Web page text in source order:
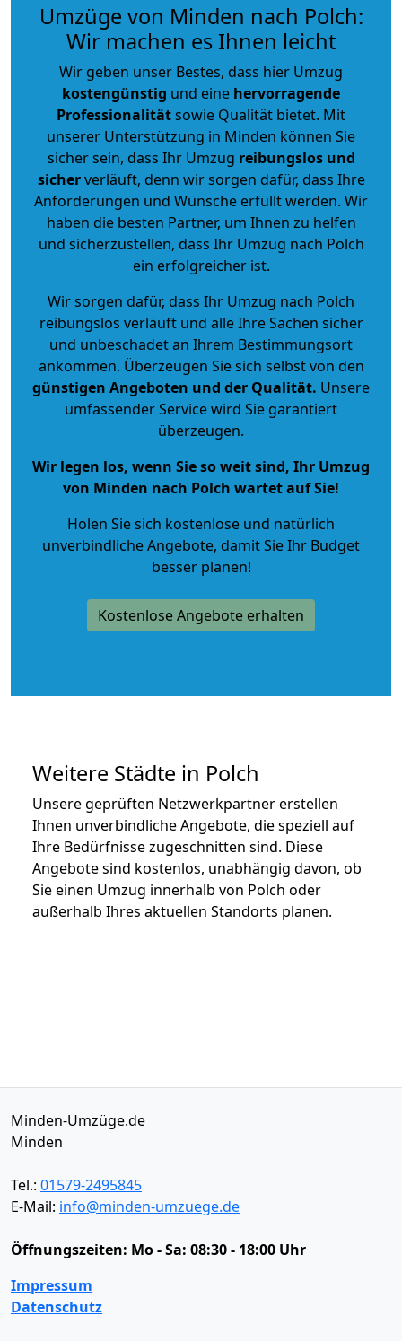
Umzüge von Minden nach Polch:
Wir machen es Ihnen leicht
Wir geben unser Bestes, dass hier Umzug
kostengünstig und eine hervorragende
Professionalitätsowie Qualität bietet. Mit
unserer Unterstützung in Minden können Sie
sicher sein, dass Ihr Umzug reibungslos und
sicherverläuft, denn wir sorgen dafür, dass Ihre
Anforderungen und Wünsche erfüllt werden. Wir
haben die besten Partner, um Ihnen zu helfen
und sicherzustellen, dass Ihr Umzug nach Polch
ein erfolgreicher ist.
Wir sorgen dafür, dass Ihr Umzug nach Polch
reibungslos verläuft und alle Ihre Sachen sicher
und unbeschadet an Ihrem Bestimmungsort
ankommen. Überzeugen Sie sich selbst von den
günstigen Angeboten und der Qualität. Unsere
umfassender Service wird Sie garantiert
überzeugen.
Wir legen los, wenn Sie so weit sind, Ihr Umzug
von Minden nach Polch wartet auf Sie!
Holen Sie sich kostenlose und natürlich
unverbindliche Angebote, damit Sie Ihr Budget
besser planen!
Kostenlose Angebote erhalten
Weitere Städte in Polch
Unsere geprüften Netzwerkpartner erstellen
Ihnen unverbindliche Angebote, die speziell auf
Ihre Bedürfnisse zugeschnitten sind. Diese
Angebote sind kostenlos, unabhängig davon, ob
Sie einen Umzug innerhalb von Polch oder
außerhalb Ihres aktuellen Standorts planen.
Minden-Umzüge.de
Minden
Tel.: 01579-2495845
E-Mail: info@minden-umzuege.de
Öffnungszeiten: Mo - Sa: 08:30 - 18:00 Uhr
Impressum
Datenschutz